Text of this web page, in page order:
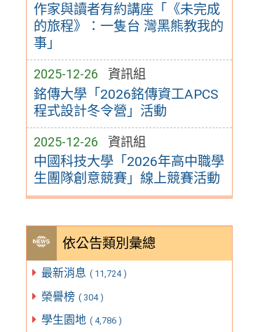
作家與讀者有約講座「《未完成
的旅程》：一隻台 灣黑熊教我的
事」
2025-12-26 資訊組
銘傳大學「2026銘傳資工APCS
程式設計冬令營」活動
2025-12-26 資訊組
中國科技大學「2026年高中職學
生團隊創意競賽」線上競賽活動
依公告類別彙總
最新消息 ( 11,724 )
榮譽榜 ( 304 )
學生園地 ( 4,786 )